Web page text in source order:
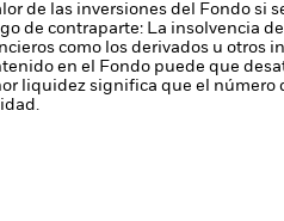
de las inversiones del Fondo si
de contraparte: La insolvencia
como los derivados u otros
en el Fondo puede que
liquidez significa que el número